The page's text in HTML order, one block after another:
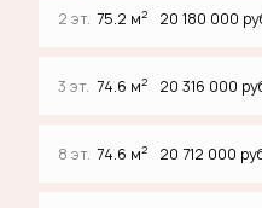
2 эт. 75.2 м2 20 180 000
3 эт. 74.6 м2 20 316 000
8 эт. 74.6 м2 20 712 000